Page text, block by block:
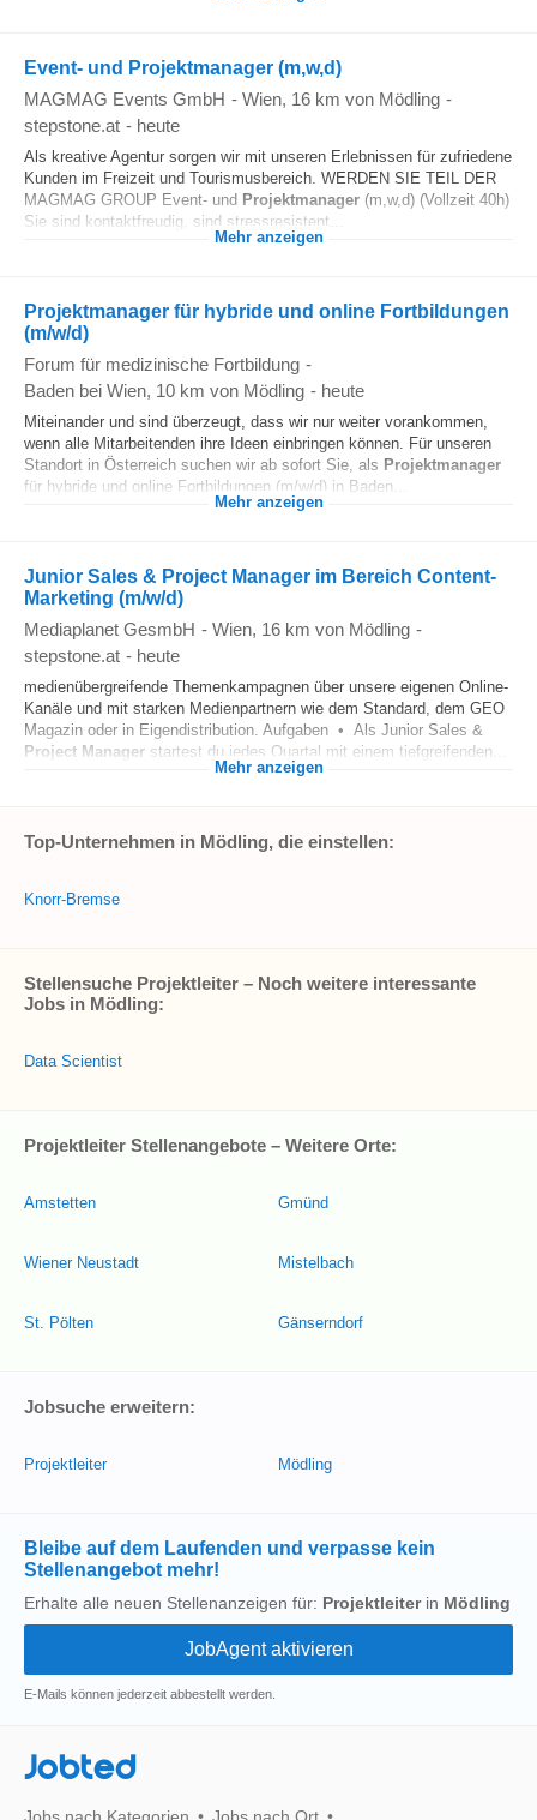
Event- und Projektmanager (m,w,d)
MAGMAG Events GmbH - Wien, 16 km von Mödling -
stepstone.at - heute
Als kreative Agentur sorgen wir mit unseren Erlebnissen für zufriedene
Kunden im Freizeit und Tourismusbereich. WERDEN SIE TEIL DER
MAGMAG GROUP Event- und Projektmanager (m,w,d) (Vollzeit 40h)
Sie sind kontaktfreudig, sind stressresistent...
Mehr anzeigen
Projektmanager für hybride und online Fortbildungen
(m/w/d)
Forum für medizinische Fortbildung -
Baden bei Wien, 10 km von Mödling - heute
Miteinander und sind überzeugt, dass wir nur weiter vorankommen,
wenn alle Mitarbeitenden ihre Ideen einbringen können. Für unseren
Standort in Österreich suchen wir ab sofort Sie, als Projektmanager
für hybride und online Fortbildungen (m/w/d) in Baden...
Mehr anzeigen
Junior Sales & Project Manager im Bereich Content-
Marketing (m/w/d)
Mediaplanet GesmbH - Wien, 16 km von Mödling -
stepstone.at - heute
medienübergreifende Themenkampagnen über unsere eigenen Online-
Kanäle und mit starken Medienpartnern wie dem Standard, dem GEO
Magazin oder in Eigendistribution. Aufgaben • Als Junior Sales &
Project Manager startest du jedes Quartal mit einem tiefgreifenden...
Mehr anzeigen
Top-Unternehmen in Mödling, die einstellen:
Knorr-Bremse
Stellensuche Projektleiter – Noch weitere interessante
Jobs in Mödling:
Data Scientist
Projektleiter Stellenangebote – Weitere Orte:
Amstetten
Wiener Neustadt
St. Pölten
Gmünd
Mistelbach
Gänserndorf
Jobsuche erweitern:
Projektleiter Mödling
Bleibe auf dem Laufenden und verpasse kein
Stellenangebot mehr!
Erhalte alle neuen Stellenanzeigen für: Projektleiterin Mödling
E-Mails können jederzeit abbestellt werden.
Jobted